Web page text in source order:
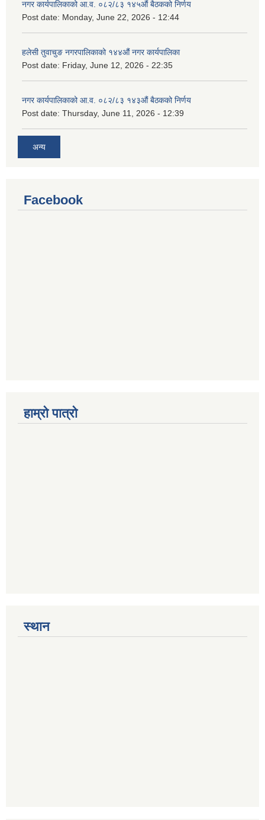
नगर कार्यपालिकाको आ.व. ०८२/८३ १४५औं बैठकको निर्णय
Post date: Monday, June 22, 2026 - 12:44
हलेसी तुवाचुङ नगरपालिकाको १४४औं नगर कार्यपालिका
Post date: Friday, June 12, 2026 - 22:35
नगर कार्यपालिकाको आ.व. ०८२/८३ १४३औं बैठकको निर्णय
Post date: Thursday, June 11, 2026 - 12:39
अन्य
Facebook
हाम्रो पात्रो
स्थान